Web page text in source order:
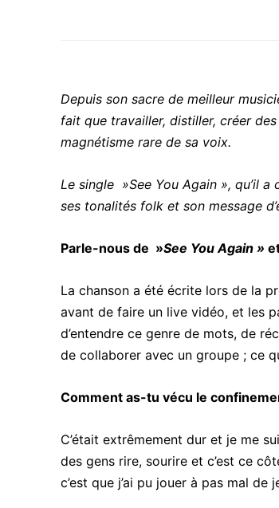
Depuis son sacre de meilleur
fait que travailler, distiller, créer
magnétisme rare de sa voix.
Le single »See You Again », qu’il
ses tonalités folk et son message
Parle-nous de »See You Again »
La chanson a été écrite lors de la
avant de faire un live vidéo, et les
d’entendre ce genre de mots, de
de collaborer avec un groupe ; ce
Comment as-tu vécu le
C’était extrêmement dur et je me
des gens rire, sourire et c’est ce
c’est que j’ai pu jouer à pas mal